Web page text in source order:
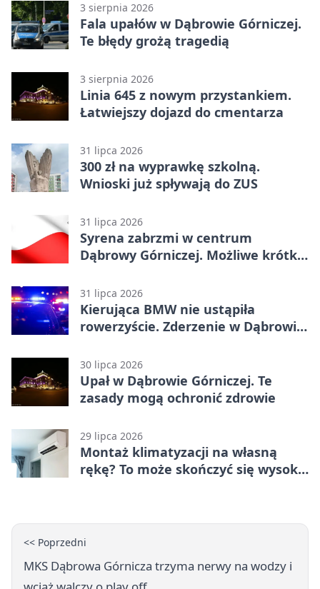
3 sierpnia 2026
Fala upałów w Dąbrowie Górniczej.
Te błędy grożą tragedią
3 sierpnia 2026
Linia 645 z nowym przystankiem.
Łatwiejszy dojazd do cmentarza
31 lipca 2026
300 zł na wyprawkę szkolną.
Wnioski już spływają do ZUS
31 lipca 2026
Syrena zabrzmi w centrum
Dąbrowy Górniczej. Możliwe krótkie
31 lipca 2026
Kierująca BMW nie ustąpiła
rowerzyście. Zderzenie w Dąbrowie
30 lipca 2026
Upał w Dąbrowie Górniczej. Te
zasady mogą ochronić zdrowie
29 lipca 2026
Montaż klimatyzacji na własną
rękę? To może skończyć się wysoką
<< Poprzedni
MKS Dąbrowa Górnicza trzyma nerwy na wodzy i